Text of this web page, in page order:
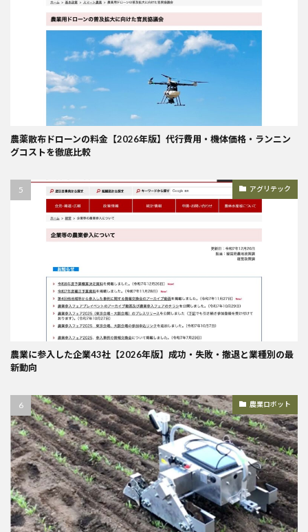
農薬散布ドローンの料金【2026年版】代行費用・機体価格・ランニン
グコストを徹底比較
アグリテック
農業に参入した企業43社【2026年版】成功・失敗・撤退と業種別の最
新動向
農業ロボット